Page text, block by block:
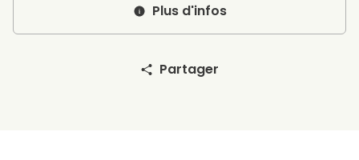
Plus d'infos
Partager